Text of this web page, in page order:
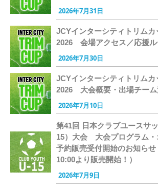
2026年7月31日
JCYインターシティトリムカ
2026 会場アクセス／応援ル
2026年7月30日
JCYインターシティトリムカ
2026 大会概要・出場チーム
2026年7月10日
第41回 日本クラブユースサ
15）大会 大会プログラム・
予約販売受付開始のお知らせ
10:00より販売開始！）
2026年7月9日